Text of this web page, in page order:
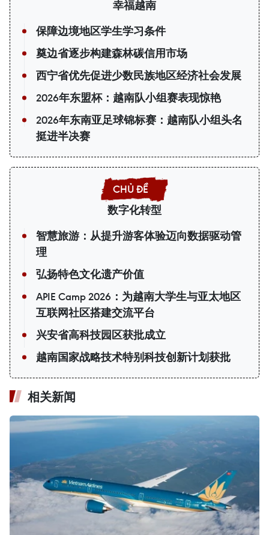
幸福越南
保障边境地区学生学习条件
奠边省逐步构建森林碳信用市场
西宁省优先促进少数民族地区经济社会发展
2026年东盟杯：越南队小组赛表现惊艳
2026年东南亚足球锦标赛：越南队小组头名
挺进半决赛
数字化转型
智慧旅游：从提升游客体验迈向数据驱动管
理
弘扬特色文化遗产价值
APIE Camp 2026：为越南大学生与亚太地区
互联网社区搭建交流平台
兴安省高科技园区获批成立
越南国家战略技术特别科技创新计划获批
相关新闻